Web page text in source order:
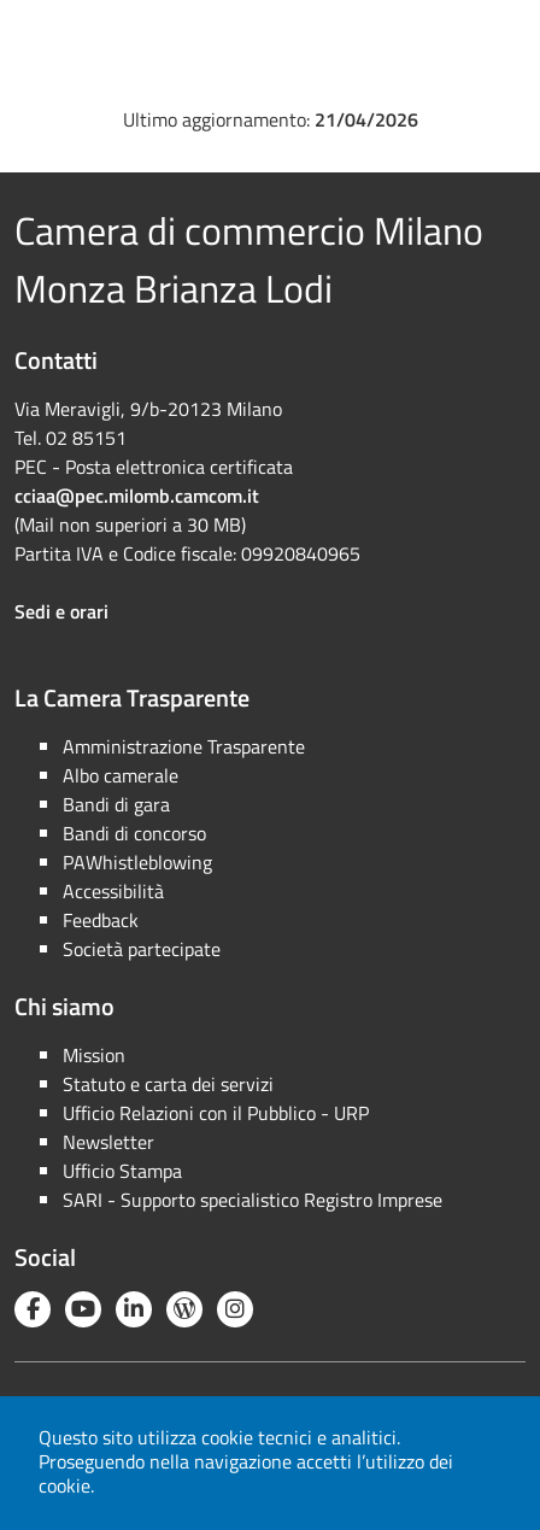
Questo sito utilizza cookie tecnici e analitici.
Proseguendo nella navigazione accetti l’utilizzo dei
cookie.
Ultimo aggiornamento: 21/04/2026
Camera di commercio Milano
Monza Brianza Lodi
Contatti
Via Meravigli, 9/b-20123 Milano
Tel. 02 85151
PEC - Posta elettronica certificata
cciaa@pec.milomb.camcom.it
(Mail non superiori a 30 MB)
Partita IVA e Codice fiscale: 09920840965
Sedi e orari
La Camera Trasparente
Amministrazione Trasparente
Albo camerale
Bandi di gara
Bandi di concorso
PAWhistleblowing
Accessibilità
Feedback
Società partecipate
Chi siamo
Mission
Statuto e carta dei servizi
Ufficio Relazioni con il Pubblico - URP
Newsletter
Ufficio Stampa
SARI - Supporto specialistico Registro Imprese
Social
Note legali
Privacy
Cookie
Mappa del sito